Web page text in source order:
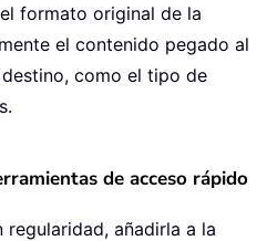
formato original de la
el contenido pegado al
como el tipo de
de acceso rápido
añadirla a la